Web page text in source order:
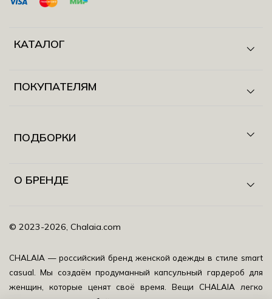
КАТАЛОГ
ПОКУПАТЕЛЯМ
ПОДБОРКИ
О БРЕНДЕ
©️ 2023-2026, Chalaia.com
CHALAIA — российский бренд женской одежды в стиле smart
casual.
Мы создаём продуманный капсульный гардероб для
женщин, которые ценят своё время. Вещи CHALAIA легко